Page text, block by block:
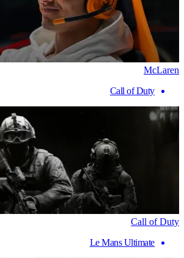
McLaren
Call of Duty
Call of Duty
Le Mans Ultimate